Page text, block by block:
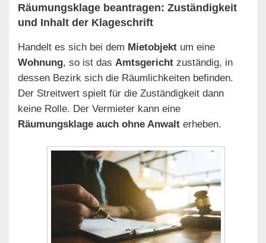
Räumungsklage beantragen: Zuständigkeit
und Inhalt der Klageschrift
Handelt es sich bei dem Mietobjekt um eine
Wohnung , so ist das Amtsgericht zuständig, in
dessen Bezirk sich die Räumlichkeiten befinden.
Der Streitwert spielt für die Zuständigkeit dann
keine Rolle. Der Vermieter kann eine
Räumungsklage auch ohne Anwalt erheben.